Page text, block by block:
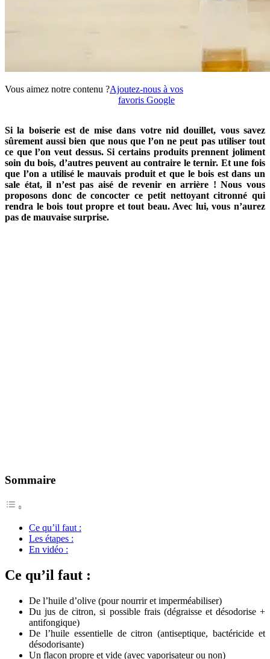
Vous aimez notre contenu ?Ajoutez-nous à vos
favoris Google
Si la boiserie est de mise dans votre nid douillet, vous savez
sûrement aussi bien que nous que l’on ne peut pas utiliser tout
ce que l’on veut dessus. Si certains produits prennent joliment
soin du bois, d’autres peuvent au contraire le ternir. Et une fois
que l’on a utilisé le mauvais produit et que le bois est dans un
sale état, il n’est pas aisé de revenir en arrière ! Nous vous
proposons donc de concocter ce petit nettoyant citronné qui
rendra le bois tout propre et tout beau. Avec lui, vous n’aurez
pas de mauvaise surprise.
Sommaire
Ce qu’il faut :
Les étapes :
En vidéo :
Ce qu’il faut :
De l’huile d’olive (pour nourrir et imperméabiliser)
Du jus de citron, si possible frais (dégraisse et désodorise +
antifongique)
De l’huile essentielle de citron (antiseptique, bactéricide et
désodorisante)
Un flacon propre et vide (avec vaporisateur ou non)